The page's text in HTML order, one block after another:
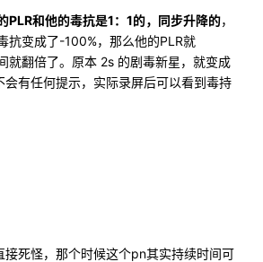
PLR和他的毒抗是1：1的，同步升降的，
抗变成了-100%，那么他的PLR就
就翻倍了。原本 2s 的剧毒新星，就变成
有任何提示，实际录屏后可以看到毒持
接死怪，那个时候这个pn其实持续时间可